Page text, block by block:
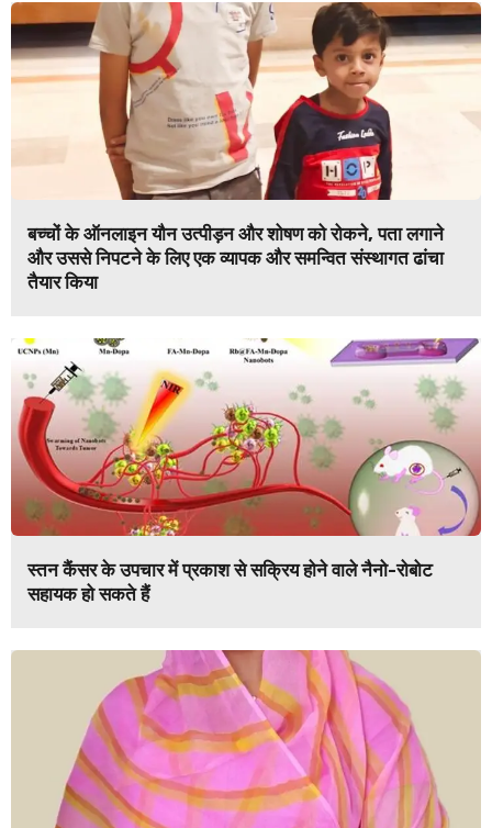
बच्चों के ऑनलाइन यौन उत्पीड़न और शोषण को रोकने, पता लगाने
और उससे निपटने के लिए एक व्यापक और समन्वित संस्थागत ढांचा
तैयार किया
स्तन कैंसर के उपचार में प्रकाश से सक्रिय होने वाले नैनो-रोबोट
सहायक हो सकते हैं